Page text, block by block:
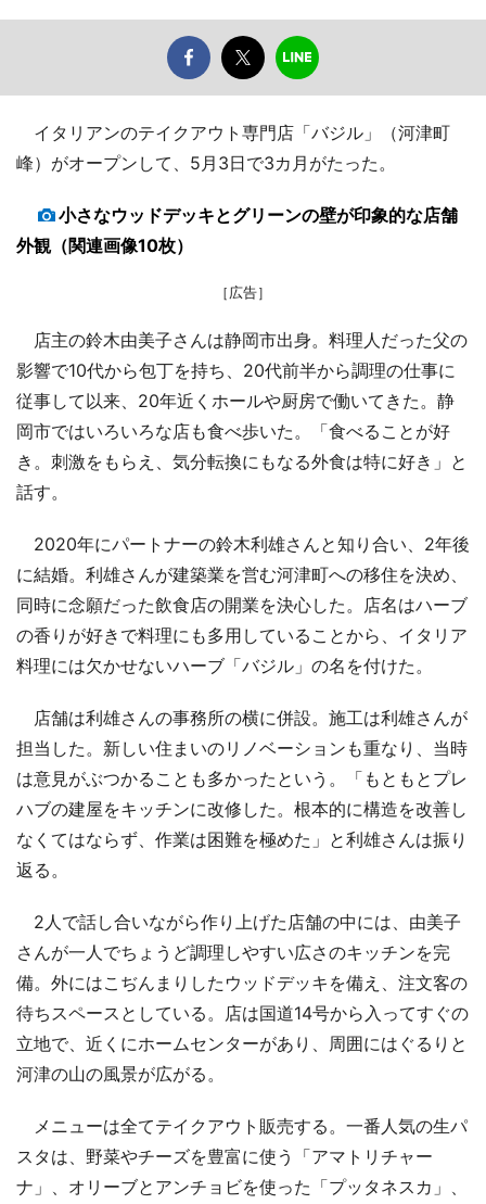
イタリアンのテイクアウト専門店「バジル」（河津町
峰）がオープンして、5月3日で3カ月がたった。
小さなウッドデッキとグリーンの壁が印象的な店舗
外観（関連画像10枚）
［広告］
店主の鈴木由美子さんは静岡市出身。料理人だった父の
影響で10代から包丁を持ち、20代前半から調理の仕事に
従事して以来、20年近くホールや厨房で働いてきた。静
岡市ではいろいろな店も食べ歩いた。「食べることが好
き。刺激をもらえ、気分転換にもなる外食は特に好き」と
話す。
2020年にパートナーの鈴木利雄さんと知り合い、2年後
に結婚。利雄さんが建築業を営む河津町への移住を決め、
同時に念願だった飲食店の開業を決心した。店名はハーブ
の香りが好きで料理にも多用していることから、イタリア
料理には欠かせないハーブ「バジル」の名を付けた。
店舗は利雄さんの事務所の横に併設。施工は利雄さんが
担当した。新しい住まいのリノベーションも重なり、当時
は意見がぶつかることも多かったという。「もともとプレ
ハブの建屋をキッチンに改修した。根本的に構造を改善し
なくてはならず、作業は困難を極めた」と利雄さんは振り
返る。
2人で話し合いながら作り上げた店舗の中には、由美子
さんが一人でちょうど調理しやすい広さのキッチンを完
備。外にはこぢんまりしたウッドデッキを備え、注文客の
待ちスペースとしている。店は国道14号から入ってすぐの
立地で、近くにホームセンターがあり、周囲にはぐるりと
河津の山の風景が広がる。
メニューは全てテイクアウト販売する。一番人気の生パ
スタは、野菜やチーズを豊富に使う「アマトリチャー
ナ」、オリーブとアンチョビを使った「プッタネスカ」、